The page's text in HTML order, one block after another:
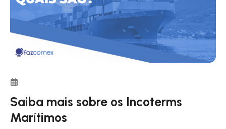
Saiba mais sobre os Incoterms
Marítimos